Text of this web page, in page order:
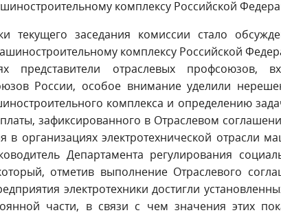
комплексу Российской
текущего заседания комиссии стало
комплексу Российской
представители отраслевых профсоюзов,
России, особое внимание уделили
комплекса и определению
зафиксированного в Отраслевом
в организациях электротехнической отрасли
Департамента регулирования
отметив выполнение Отраслевого
электротехники достигли
части, в связи с чем значения этих